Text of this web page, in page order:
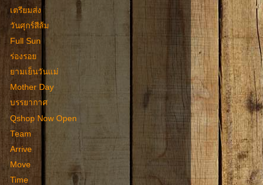
เตรียมส่ง
วันศุกร์สีส้ม
Full Sun
ร่องรอย
ยามเย็นวันแม่
Mother Day
บรรยากาศ
Qshop Now Open
Team
Arrive
Move
Time